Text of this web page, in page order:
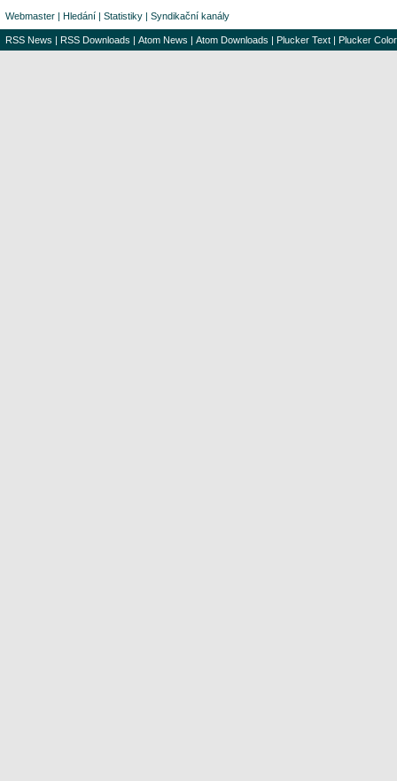
Webmaster | Hledání | Statistiky | Syndikační kanály
RSS News | RSS Downloads | Atom News | Atom Downloads | Plucker Text | Plucker Color